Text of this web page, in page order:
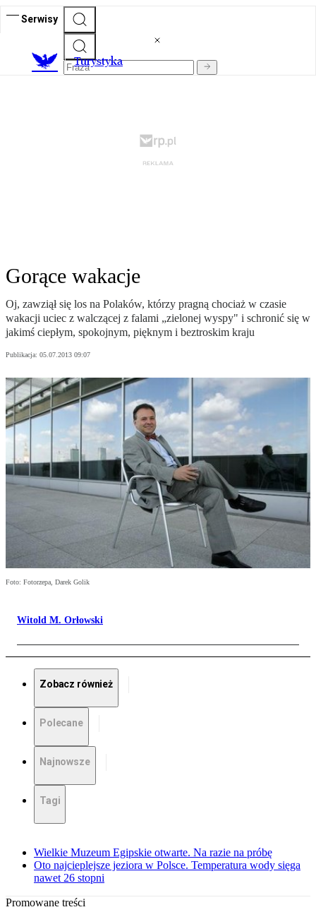
Serwisy
Turystyka
Gorące wakacje
Oj, zawziął się los na Polaków, którzy pragną chociaż w czasie
wakacji uciec z walczącej z falami „zielonej wyspy" i schronić się w
jakimś ciepłym, spokojnym, pięknym i beztroskim kraju
Publikacja: 05.07.2013 09:07
Foto: Fotorzepa, Darek Golik
Witold M. Orłowski
Zobacz również
Polecane
Najnowsze
Tagi
Wielkie Muzeum Egipskie otwarte. Na razie na próbę
Oto najcieplejsze jeziora w Polsce. Temperatura wody sięga
nawet 26 stopni
Promowane treści